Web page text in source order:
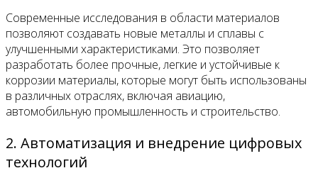
Современные исследования в области материалов
позволяют создавать новые металлы и сплавы с
улучшенными характеристиками. Это позволяет
разработать более прочные, легкие и устойчивые к
коррозии материалы, которые могут быть использованы
в различных отраслях, включая авиацию,
автомобильную промышленность и строительство.
2. Автоматизация и внедрение цифровых
технологий